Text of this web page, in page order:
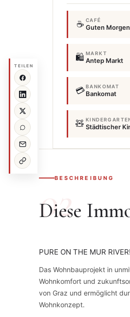
☕ CAFÉ
Guten Morgen
🛍️ MARKT
Antep Markt
💳 BANKOMAT
Bankomat
🧸
BESCHREIBUNG
Diese
PURE ON THE MUR RIVER!
Das Wohnbauprojekt in
Wohnkomfort und
von Graz und ermöglicht
Wohnkonzept.
TEILEN